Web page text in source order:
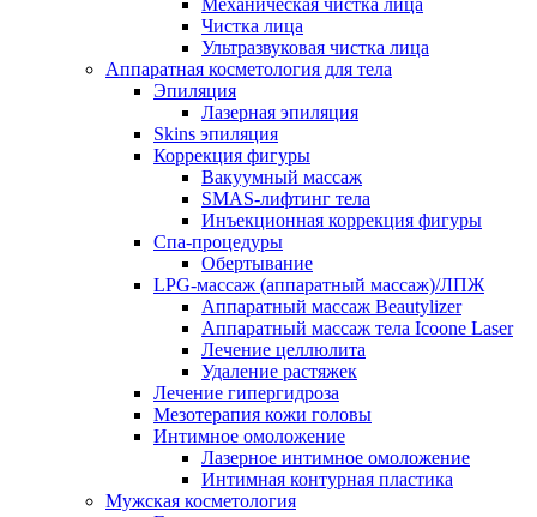
Механическая чистка лица
Чистка лица
Ультразвуковая чистка лица
Аппаратная косметология для тела
Эпиляция
Лазерная эпиляция
Skins эпиляция
Коррекция фигуры
Вакуумный массаж
SMAS-лифтинг тела
Инъекционная коррекция фигуры
Спа-процедуры
Обертывание
LPG-массаж (аппаратный массаж)/ЛПЖ
Аппаратный массаж Beautylizer
Аппаратный массаж тела Icoone Laser
Лечение целлюлита
Удаление растяжек
Лечение гипергидроза
Мезотерапия кожи головы
Интимное омоложение
Лазерное интимное омоложение
Интимная контурная пластика
Мужская косметология